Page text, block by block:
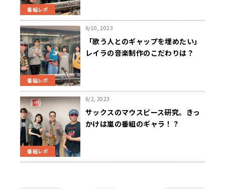
番組レポ
番組レポ
6/10, 2023
「歌う人とのギャップを埋めたい」
レイラの音楽制作のこだわりは？
番組レポ
6/2, 2023
サックスのマウスピース研究。きっ
かけは嵐の番組のギャラ！？